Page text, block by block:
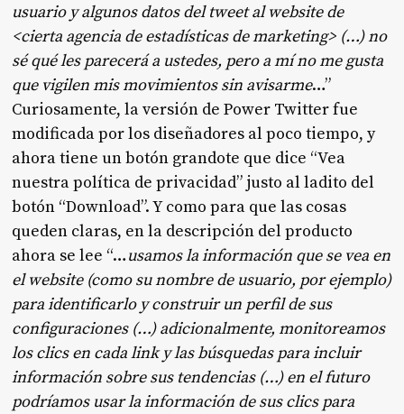
usuario y algunos datos del tweet al website de
<cierta agencia de estadísticas de marketing> (…) no
sé qué les parecerá a ustedes, pero a mí no me gusta
que vigilen mis movimientos sin avisarme…”
Curiosamente, la versión de Power Twitter fue
modificada por los diseñadores al poco tiempo, y
ahora tiene un botón grandote que dice “Vea
nuestra política de privacidad” justo al ladito del
botón “Download”. Y como para que las cosas
queden claras, en la descripción del producto
ahora se lee “…usamos la información que se vea en
el website (como su nombre de usuario, por ejemplo)
para identificarlo y construir un perfil de sus
configuraciones (…) adicionalmente, monitoreamos
los clics en cada link y las búsquedas para incluir
información sobre sus tendencias (…) en el futuro
podríamos usar la información de sus clics para